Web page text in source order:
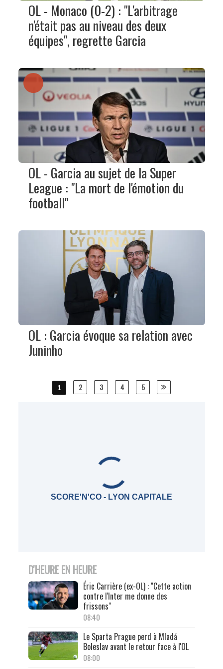
OL - Monaco (0-2) : "L'arbitrage
n'était pas au niveau des deux
équipes", regrette Garcia
OL - Garcia au sujet de la Super
League : "La mort de l'émotion du
football"
OL : Garcia évoque sa relation avec
Juninho
1 2 3 4 5
SCORE'N'CO - LYON CAPITALE
D'HEURE EN HEURE
Éric Carrière (ex-OL) : "Cette action
contre l'Inter me donne des
frissons"
08:40
Le Sparta Prague perd à Mladá
Boleslav avant le retour face à l'OL
08:00